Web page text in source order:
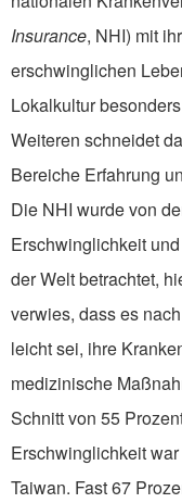
Insurance, NHI) mit
erschwinglichen
Lokalkultur
Weiteren schneidet
Bereiche Erfahrung
Die NHI wurde von
Erschwinglichkeit
der Welt betrachtet,
verwies, dass es
leicht sei, ihre
medizinische
Schnitt von 55
Erschwinglichkeit
Taiwan. Fast 67